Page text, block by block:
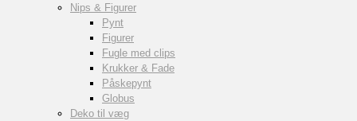
Nips & Figurer
Pynt
Figurer
Fugle med clips
Krukker & Fade
Påskepynt
Globus
Deko til væg